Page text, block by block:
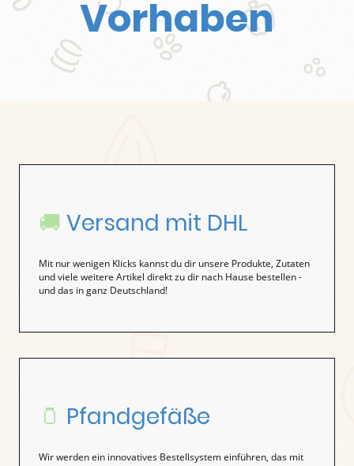
Vorhaben
🚚 Versand mit DHL
Mit nur wenigen Klicks kannst du dir unsere Produkte, Zutaten
und viele weitere Artikel direkt zu dir nach Hause bestellen -
und das in ganz Deutschland!
🫙 Pfandgefäße
Wir werden ein innovatives Bestellsystem einführen, das mit